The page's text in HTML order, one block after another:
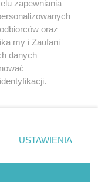
z portali
sięz nami
zapewniania
oraz
my i Zaufani
danych
prywatności
zgody
się takiemu
USTAWIENIA